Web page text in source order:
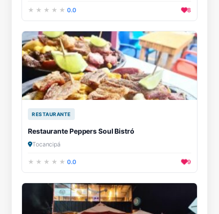
0.0 8
RESTAURANTE
Restaurante Peppers Soul Bistró
Tocancipá
0.0 9